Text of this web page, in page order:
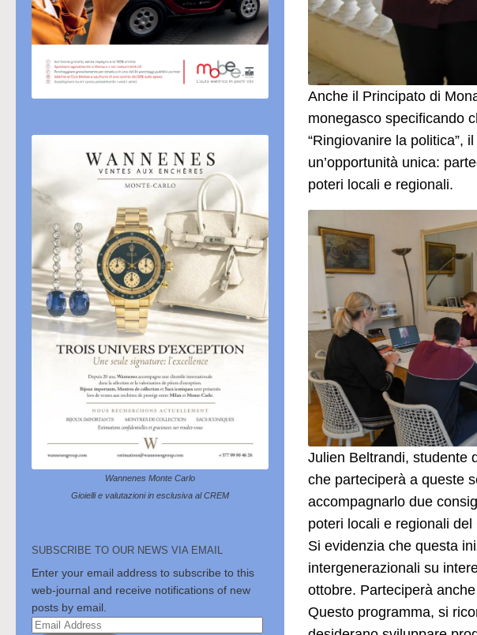
Anche il Principato di
monegasco specificando
“Ringiovanire la politica”,
un’opportunità unica:
poteri locali e regionali.
Julien Beltrandi, studente
che parteciperà a queste
accompagnarlo due
poteri locali e regionali
Si evidenzia che questa
intergenerazionali su
ottobre. Parteciperà
Questo programma, si
Wannenes Monte Carlo
Gioielli e valutazioni in esclusiva al CREM
SUBSCRIBE TO OUR NEWS VIA EMAIL
Enter your email address to subscribe to this
web-journal and receive notifications of new
posts by email.
Email